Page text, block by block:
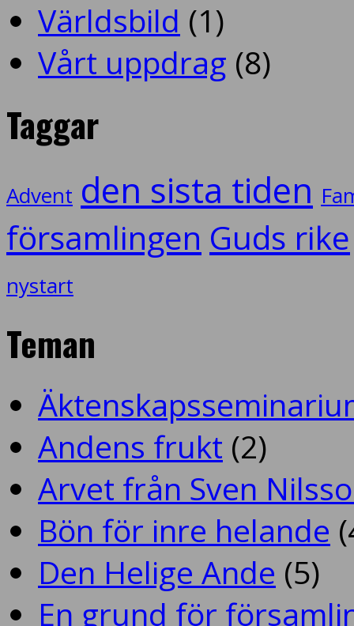
Världsbild (1)
Vårt uppdrag (8)
Taggar
Advent den sista tiden
församlingen Guds rike
nystart
Teman
Andens frukt (2)
Arvet från Sven
Bön för inre helande
Den Helige Ande (5)
En grund för